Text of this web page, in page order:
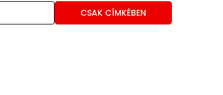
CSAK CÍMKÉBEN